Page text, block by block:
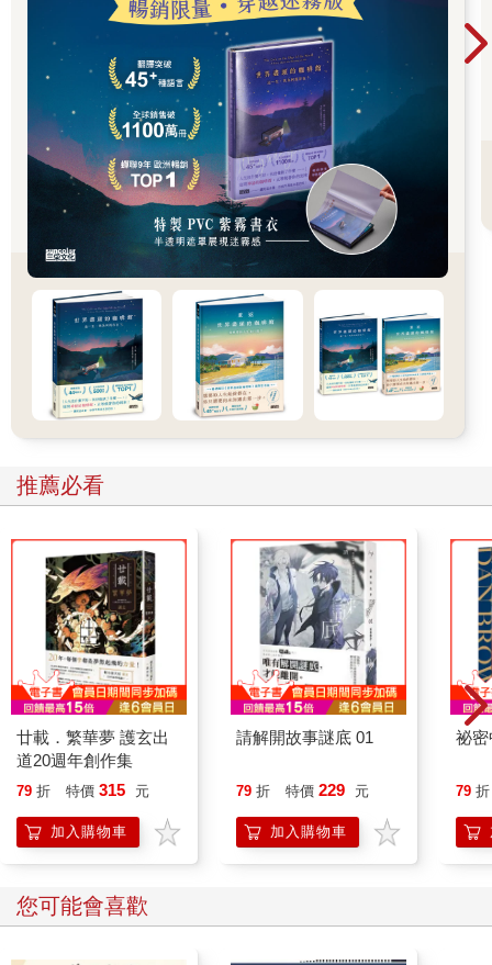
推薦必看
廿載．繁華夢 護玄出
道20週年創作集
79 折 特價 315 元
加入購物車
請解開故事謎底 01
79 折 特價 229 元
加入購物車
祕
79 折
您可能會喜歡